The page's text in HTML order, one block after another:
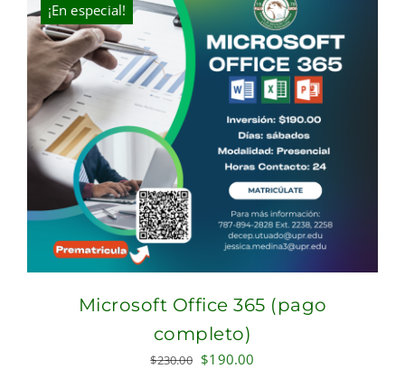
¡En especial!
Microsoft Office 365 (pago
completo)
$230.00 Original
$190.00